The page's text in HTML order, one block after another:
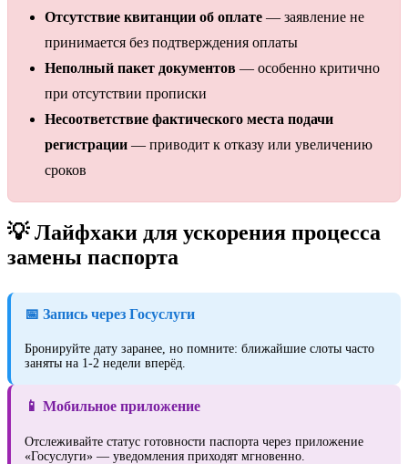
Отсутствие квитанции об оплате — заявление не
принимается без подтверждения оплаты
Неполный пакет документов — особенно критично
при отсутствии прописки
Несоответствие фактического места подачи
регистрации — приводит к отказу или увеличению
сроков
💡 Лайфхаки для ускорения процесса
замены паспорта
📅 Запись через Госуслуги
Бронируйте дату заранее, но помните: ближайшие слоты часто
заняты на 1-2 недели вперёд.
📱 Мобильное приложение
Отслеживайте статус готовности паспорта через приложение
«Госуслуги» — уведомления приходят мгновенно.